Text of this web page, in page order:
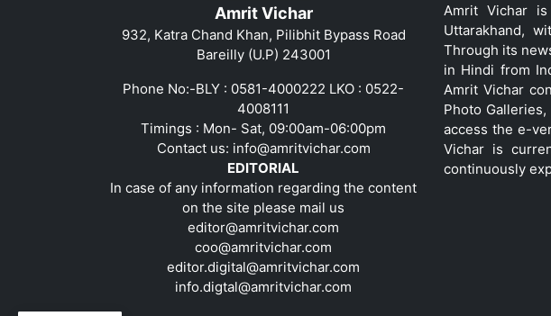
Amrit Vichar
932, Katra Chand Khan, Pilibhit Bypass Road
Bareilly (U.P) 243001
Phone No:-BLY : 0581-4000222 LKO : 0522-
4008111
Timings : Mon- Sat, 09:00am-06:00pm
Contact us: info@amritvichar.com
EDITORIAL
In case of any information regarding the content
on the site please mail us
editor@amritvichar.com
coo@amritvichar.com
editor.digital@amritvichar.com
info.digtal@amritvichar.com
Amrit Vichar
Uttarakhand,
Through its
in Hindi from
Amrit Vichar
Photo
access the e-
Vichar is
continuously